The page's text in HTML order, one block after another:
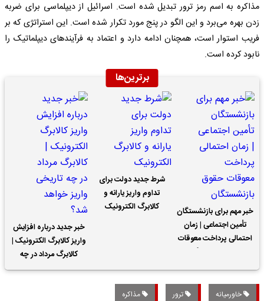
مذاکره به اسم رمز ترور تبدیل شده است. اسرائیل از دیپلماسی برای ضربه
زدن بهره می‌برد و این الگو در پنج مورد تکرار شده است. این استراتژی که بر
فریب استوار است، همچنان ادامه دارد و اعتماد به فرآیندهای دیپلماتیک را
نابود کرده است.
برترین‌ها
خبر مهم برای بازنشستگان
تأمین اجتماعی | زمان
احتمالی پرداخت معوقات
شرط جدید دولت برای
تداوم واریز یارانه و
کالابرگ الکترونیک
خبر جدید درباره افزایش
واریز کالابرگ الکترونیک |
کالابرگ مرداد در چه
تاریخی واریز خواهد شد؟
خاورمیانه ترور مذاکره